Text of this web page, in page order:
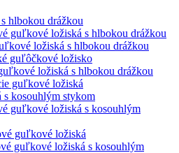
hlbokou drážkou
guľkové ložiská s hlbokou drážkou
ložiská s hlbokou drážkou
guľôčkové ložisko
ložiská s hlbokou drážkou
guľkové ložiská
kosouhlým stykom
guľkové ložiská s kosouhlým
guľkové ložiská
guľkové ložiská s kosouhlým